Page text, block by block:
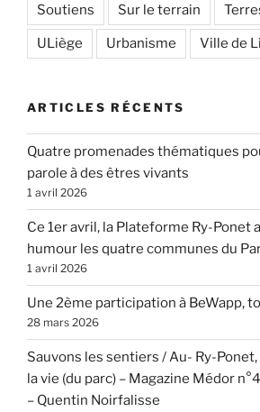
Soutiens Sur le terrain
ULiège Urbanisme Ville de
ARTICLES RÉCENTS
Quatre promenades thématiques
parole à des êtres vivants
1 avril 2026
Ce 1er avril, la Plateforme Ry-Ponet
humour les quatre communes du
1 avril 2026
Une 2ème participation à BeWapp,
28 mars 2026
Sauvons les sentiers / Au- Ry-Ponet,
la vie (du parc) – Magazine Médor
– Quentin Noirfalisse